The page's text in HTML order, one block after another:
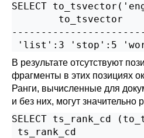
SELECT
        to_tsvector
В результате отсутствуют
фрагменты в этих позициях
Ранги, вычисленные для
и без них, могут значительно
SELECT
ts_rank_cd